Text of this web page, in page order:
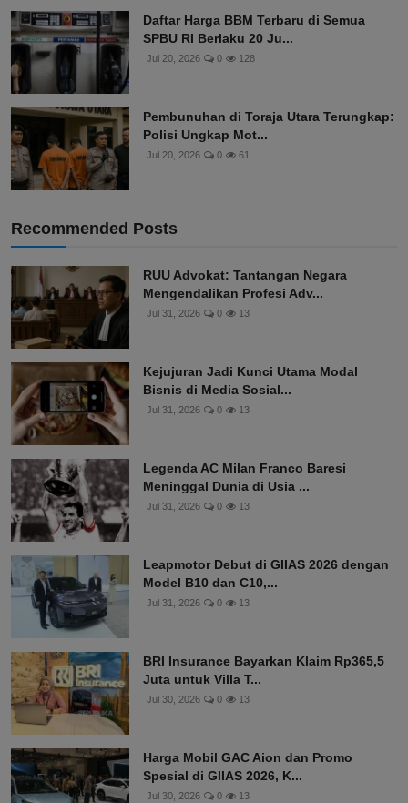
Daftar Harga BBM Terbaru di Semua
SPBU RI Berlaku 20 Ju...
Jul 20, 2026 0 128
Pembunuhan di Toraja Utara Terungkap:
Polisi Ungkap Mot...
Jul 20, 2026 0 61
Recommended Posts
RUU Advokat: Tantangan Negara
Mengendalikan Profesi Adv...
Jul 31, 2026 0 13
Kejujuran Jadi Kunci Utama Modal
Bisnis di Media Sosial...
Jul 31, 2026 0 13
Legenda AC Milan Franco Baresi
Meninggal Dunia di Usia ...
Jul 31, 2026 0 13
Leapmotor Debut di GIIAS 2026 dengan
Model B10 dan C10,...
Jul 31, 2026 0 13
BRI Insurance Bayarkan Klaim Rp365,5
Juta untuk Villa T...
Jul 30, 2026 0 13
Harga Mobil GAC Aion dan Promo
Spesial di GIIAS 2026, K...
Jul 30, 2026 0 13